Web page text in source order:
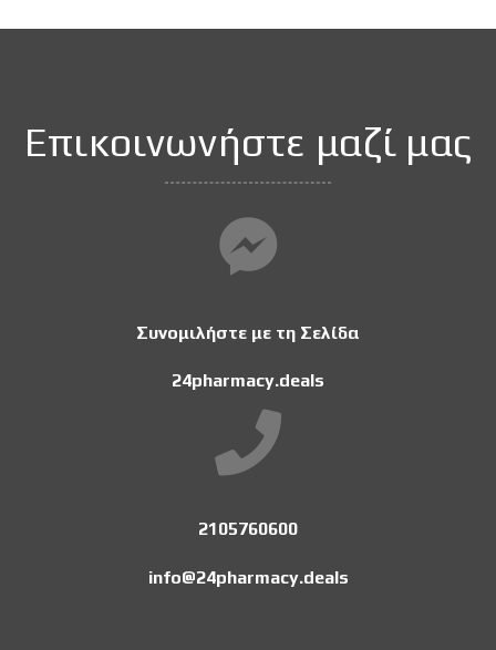
Επικοινωνήστε μαζί μας
Συνομιλήστε με τη Σελίδα
24pharmacy.deals
2105760600
info@24pharmacy.deals